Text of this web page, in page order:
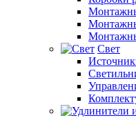
Свет